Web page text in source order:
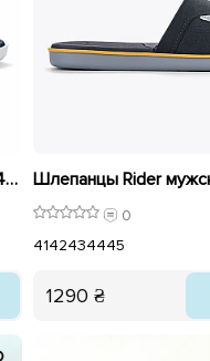
Шлепанцы Rider мужские 596044 Синие
0
4142434445
1290 ₴